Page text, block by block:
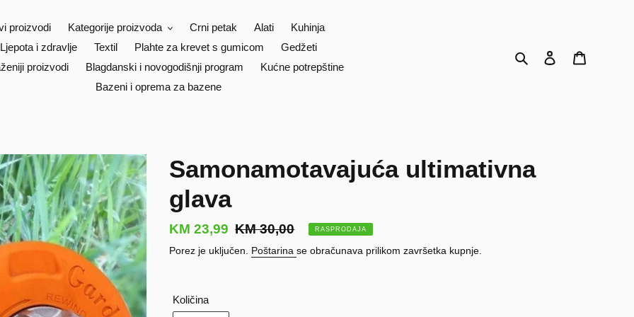
proizvodi Kategorije proizvoda Crni petak Alati
Kuhinja
Ljepota i zdravlje
Textil Plahte za krevet s gumicom
Gedžeti
proizvodi
Blagdanski i novogodišnji program
Kućne potrepštine
Bazeni i oprema za bazene
Traži Prijava
Samonamotavajuća ultimativna
glava
Prodajna
cijena
KM 23,99 Redovna
cijena
KM 30,00 RASPRODAJA
Porez je uključen. Poštarina se obračunava prilikom završetka kupnje.
Količina